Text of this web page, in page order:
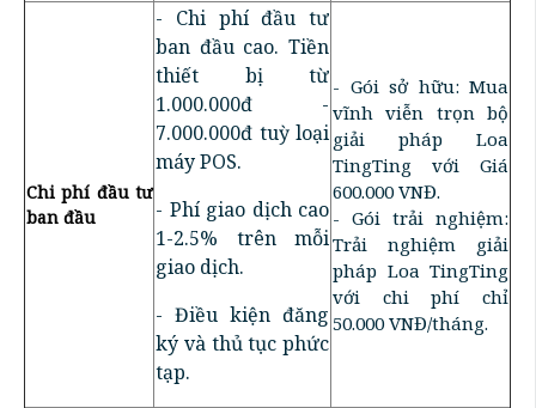
Chi phí đầu tư
ban đầu
- Chi phí đầu tư
ban đầu cao. Tiền
thiết bị từ
1.000.000đ -
7.000.000đ tuỳ loại
máy POS.
- Phí giao dịch cao
1-2.5% trên mỗi
giao dịch.
- Điều kiện đăng
ký và thủ tục phức
tạp.
- Gói sở hữu: Mua
vĩnh viễn trọn bộ
giải pháp Loa
TingTing với Giá
600.000 VNĐ.
- Gói trải nghiệm:
Trải nghiệm giải
pháp Loa TingTing
với chi phí chỉ
50.000 VNĐ/tháng.